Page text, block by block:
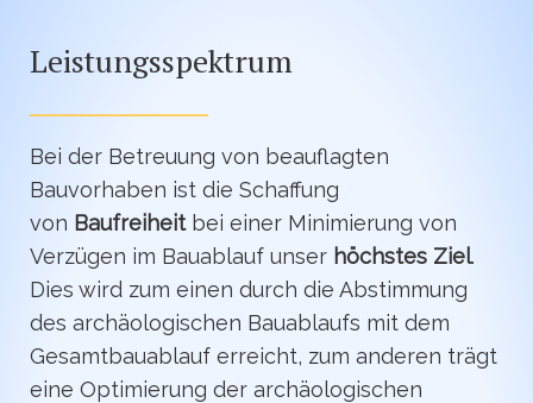
Leistungsspektrum
Bei der Betreuung von beauflagten
Bauvorhaben ist die Schaffung
von Baufreiheitbei einer Minimierung von
Verzügen im Bauablauf unser höchstes Ziel.
Dies wird zum einen durch die Abstimmung
des archäologischen Bauablaufs mit dem
Gesamtbauablauf erreicht, zum anderen trägt
eine Optimierung der archäologischen